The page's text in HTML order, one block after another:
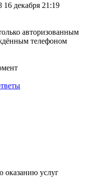
16 декабря 21:19
авторизованным
телефоном
оказанию услуг